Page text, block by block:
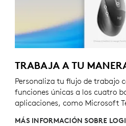
TRABAJA A TU
Personaliza tu flujo de trabajo
funciones únicas a los cuatro
aplicaciones, como Microsoft
MÁS INFORMACIÓN SOBRE